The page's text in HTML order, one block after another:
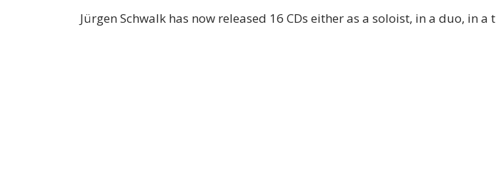
Jürgen Schwalk has now released 16 CDs either as a soloist, in a duo,